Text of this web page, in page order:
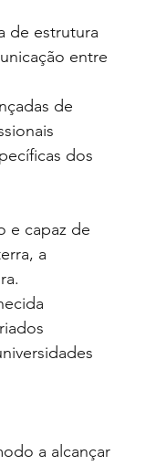
de estrutura
entre
de
dos
e capaz de
a
a alcançar